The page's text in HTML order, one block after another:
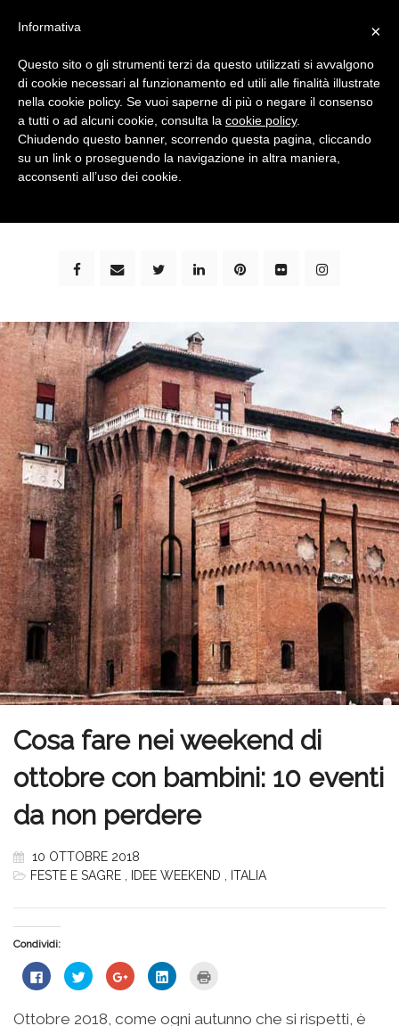
bimbi e viaggi - family travel blog: community #1 in
Cosa fare nei weekend di
ottobre con bambini: 10 eventi
da non perdere
10 OTTOBRE 2018
FESTE E SAGRE
IDEE WEEKEND ITALIA
Condividi:
Fai
clic
su
Fai
clic
condividere
Fai
clic
condividere
Fai
clic
condividerestampare
Ottobre 2018, come ogni autunno che si rispetti, è
×
Informativa
Questo sito o gli strumenti terzi da questo utilizzati si avvalgono
di cookie necessari al funzionamento ed utili alle finalità illustrate
nella cookie policy. Se vuoi saperne di più o negare il consenso
a tutti o ad alcuni cookie, consulta la cookie policy.
Chiudendo questo banner, scorrendo questa pagina, cliccando
su un link o proseguendo la navigazione in altra maniera,
acconsenti all’uso dei cookie.